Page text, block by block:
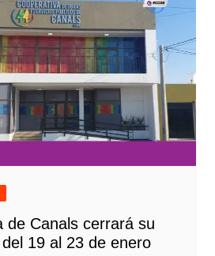
de Canals cerrará su
19 al 23 de enero